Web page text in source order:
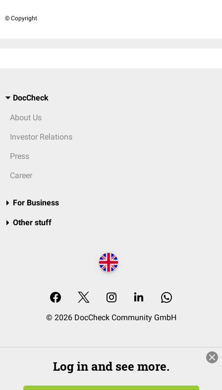
© Copyright
DocCheck
About Us
Investor Relations
Press
Career
For Business
Other stuff
© 2026 DocCheck Community GmbH
Log in and see more.